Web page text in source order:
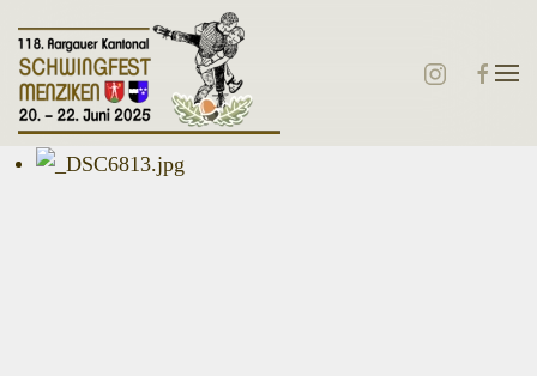
Zum Hauptinhalt springen